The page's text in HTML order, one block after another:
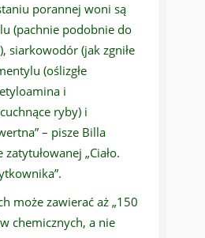
porannej woni są
(pachnie podobnie do
siarkowodór (jak zgniłe
(oślizgłe
i
ryby) i
– pisze Billa
„Ciało.
może zawierać aż „150
chemicznych, a nie